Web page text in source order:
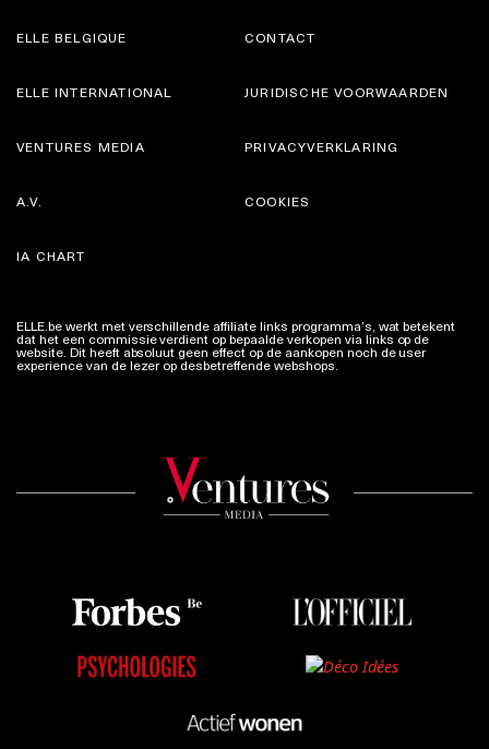
ELLE BELGIQUE CONTACT
ELLE INTERNATIONAL
VENTURES MEDIA
JURIDISCHE VOORWAARDEN
PRIVACYVERKLARING
A.V.
IA CHART
COOKIES
ELLE.be werkt met verschillende affiliate links programma’s, wat betekent
dat het een commissie verdient op bepaalde verkopen via links op de
website. Dit heeft absoluut geen effect op de aankopen noch de user
experience van de lezer op desbetreffende webshops.